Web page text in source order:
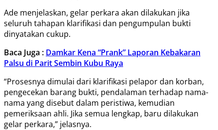
Ade menjelaskan, gelar perkara akan dilakukan jika
seluruh tahapan klarifikasi dan pengumpulan bukti
dinyatakan cukup.
Baca Juga : Damkar Kena “Prank” Laporan Kebakaran
Palsu di Parit Sembin Kubu Raya
“Prosesnya dimulai dari klarifikasi pelapor dan korban,
pengecekan barang bukti, pendalaman terhadap nama-
nama yang disebut dalam peristiwa, kemudian
pemeriksaan ahli. Jika semua lengkap, baru dilakukan
gelar perkara,” jelasnya.